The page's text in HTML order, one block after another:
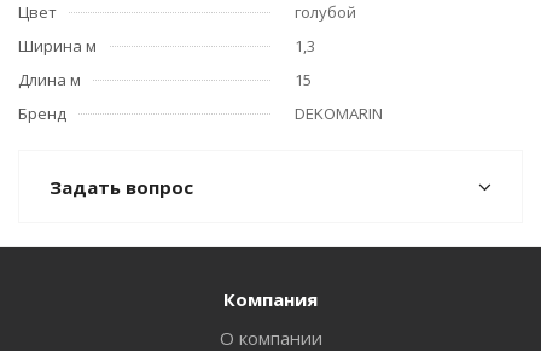
Цвет
голубой
Ширина м
1,3
Длина м
15
Бренд
DEKOMARIN
Задать вопрос
Компания
О компании